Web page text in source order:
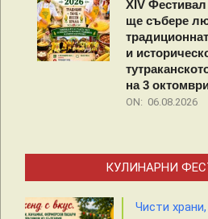
XIV
ще събере
и
на 3
ON: 06.08.2026
КУЛИНАРНИ
Чисти